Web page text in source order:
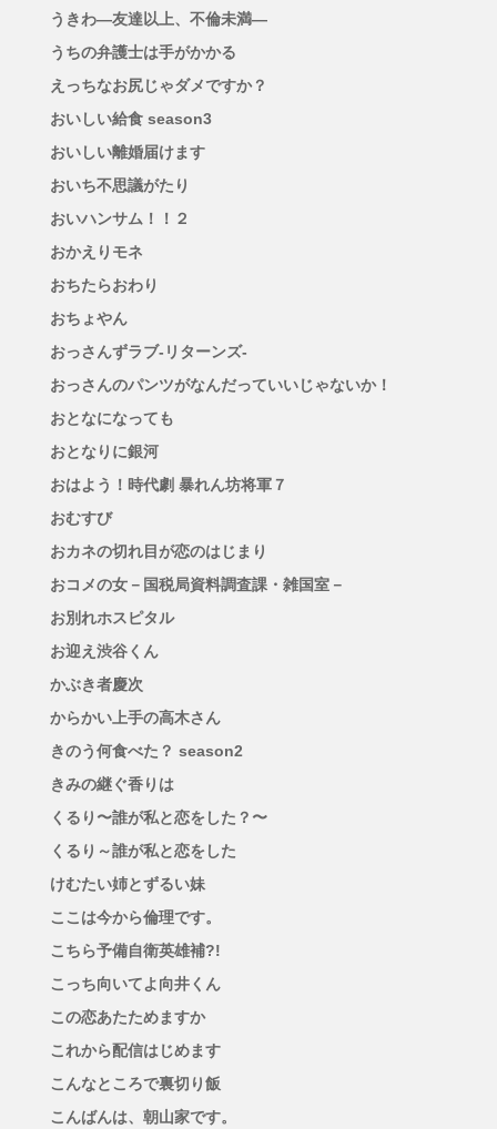
うきわ―友達以上、不倫未満―
うちの弁護士は手がかかる
えっちなお尻じゃダメですか？
おいしい給食 season3
おいしい離婚届けます
おいち不思議がたり
おいハンサム！！２
おかえりモネ
おちたらおわり
おちょやん
おっさんずラブ-リターンズ-
おっさんのパンツがなんだっていいじゃないか！
おとなになっても
おとなりに銀河
おはよう！時代劇 暴れん坊将軍７
おむすび
おカネの切れ目が恋のはじまり
おコメの女－国税局資料調査課・雑国室－
お別れホスピタル
お迎え渋谷くん
かぶき者慶次
からかい上手の高木さん
きのう何食べた？ season2
きみの継ぐ香りは
くるり〜誰が私と恋をした？〜
くるり～誰が私と恋をした
けむたい姉とずるい妹
ここは今から倫理です。
こちら予備自衛英雄補?!
こっち向いてよ向井くん
この恋あたためますか
これから配信はじめます
こんなところで裏切り飯
こんばんは、朝山家です。